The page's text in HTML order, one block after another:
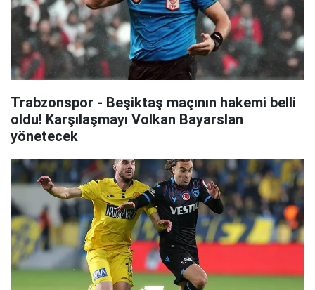
Trabzonspor - Beşiktaş maçının hakemi belli
oldu! Karşılaşmayı Volkan Bayarslan
yönetecek